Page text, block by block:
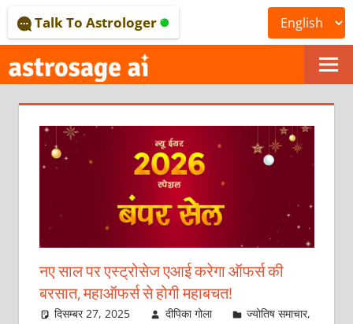
to
content
ONLINE
ASTROLOGICAL
JOURNAL
–
ASTROSAGE
MAGAZINE
Talk To Astrologer
नए साल पर एस्ट्रोसेज एआई करेगा ऑफर्स की
बरसात, महाऑफर्स से होगी महाबचत!
दिसम्बर 27, 2025 दीपिका गोला ज्योतिष समाचार,